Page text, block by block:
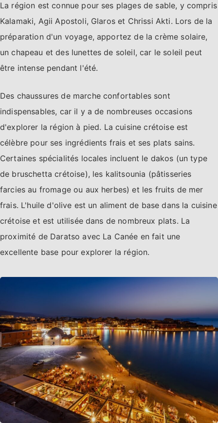
La région est connue pour ses plages de sable, y compris
Kalamaki, Agii Apostoli, Glaros et Chrissi Akti. Lors de la
préparation d'un voyage, apportez de la crème solaire,
un chapeau et des lunettes de soleil, car le soleil peut
être intense pendant l'été.
Des chaussures de marche confortables sont
indispensables, car il y a de nombreuses occasions
d'explorer la région à pied. La cuisine crétoise est
célèbre pour ses ingrédients frais et ses plats sains.
Certaines spécialités locales incluent le dakos (un type
de bruschetta crétoise), les kalitsounia (pâtisseries
farcies au fromage ou aux herbes) et les fruits de mer
frais. L'huile d'olive est un aliment de base dans la cuisine
crétoise et est utilisée dans de nombreux plats. La
proximité de Daratso avec La Canée en fait une
excellente base pour explorer la région.